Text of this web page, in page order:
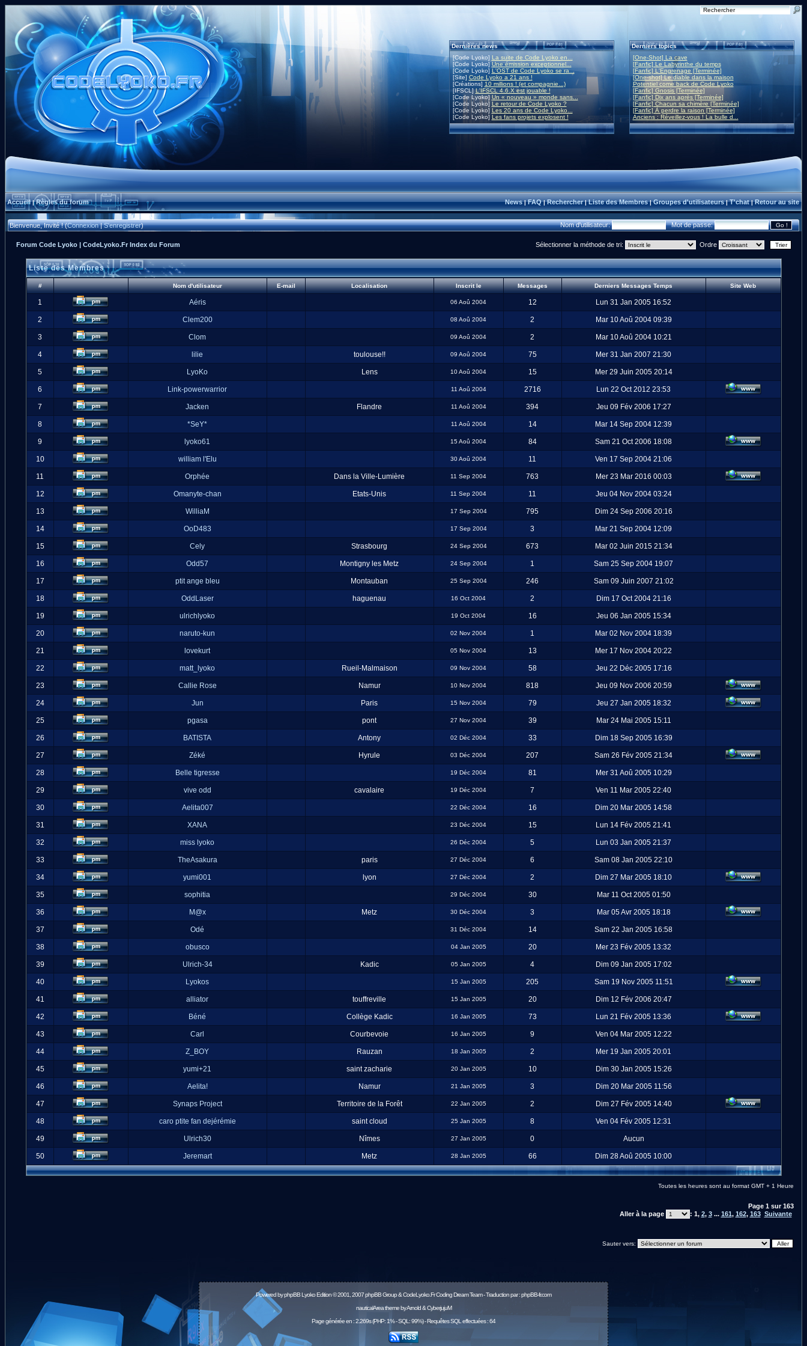
Dernières news
[Code Lyoko] La suite de Code Lyoko en...
[Code Lyoko]Une émission exceptionnel...
[Code Lyoko] L'OST de Code Lyoko se ra...
[Site] Code Lyoko a 21 ans !
[Créations] 10 millions ! (et compagnie...)
[IFSCL]L'IFSCL 4.6.X est jouable !
[Code Lyoko] Un « nouveau » monde sans...
[Code Lyoko] Le retour de Code Lyoko ?
[Code Lyoko] Les 20 ans de Code Lyoko...
[Code Lyoko] Les fans projets explosent !
Derniers topics
[One-Shot] La cave
[Fanfic] Le Labyrinthe du temps
[Fanfic] L'Engrenage [Terminée]
[One-shot] Le diable dans la maison
Potentiel come back de Code Lyoko
[Fanfic] Gnosis [Terminée]
[Fanfic] Dix ans après [Terminée]
[Fanfic] Chacun sa chimère [Terminée]
[Fanfic] À perdre la raison [Terminée]
Anciens : Réveillez-vous ! La bulle d...
Accueil|Règles du forum News|FAQ|Rechercher|Liste des Membres|Groupes d'utilisateurs|T'chat|Retour au site
Bienvenue, Invité ! (Connexion|S'enregistrer) Nom d'utilisateur: Mot de passe:
Forum Code Lyoko | CodeLyoko.Fr Index du Forum Sélectionner la méthode de tri: Ordre
Liste des Membres
# Nom d'utilisateur E-mail Localisation Inscrit le Messages Derniers Messages Temps Site Web
1 Aéris 06 Aoû 2004 12 Lun 31 Jan 2005 16:52
2 Clem200 08 Aoû 2004 2 Mar 10 Aoû 2004 09:39
3 Clom 09 Aoû 2004 2 Mar 10 Aoû 2004 10:21
4 lilie toulouse!! 09 Aoû 2004 75 Mer 31 Jan 2007 21:30
5 LyoKo Lens 10 Aoû 2004 15 Mer 29 Juin 2005 20:14
6 Link-powerwarrior 11 Aoû 2004 2716 Lun 22 Oct 2012 23:53
7 Jacken Flandre 11 Aoû 2004 394 Jeu 09 Fév 2006 17:27
8 *SeY* 11 Aoû 2004 14 Mar 14 Sep 2004 12:39
9 lyoko61 15 Aoû 2004 84 Sam 21 Oct 2006 18:08
10 william l'Elu 30 Aoû 2004 11 Ven 17 Sep 2004 21:06
11 Orphée Dans la Ville-Lumière 11 Sep 2004 763 Mer 23 Mar 2016 00:03
12 Omanyte-chan Etats-Unis 11 Sep 2004 11 Jeu 04 Nov 2004 03:24
13 WilliaM 17 Sep 2004 795 Dim 24 Sep 2006 20:16
14 OoD483 17 Sep 2004 3 Mar 21 Sep 2004 12:09
15 Cely Strasbourg 24 Sep 2004 673 Mar 02 Juin 2015 21:34
16 Odd57 Montigny les Metz 24 Sep 2004 1 Sam 25 Sep 2004 19:07
17 ptit ange bleu Montauban 25 Sep 2004 246 Sam 09 Juin 2007 21:02
18 OddLaser haguenau 16 Oct 2004 2 Dim 17 Oct 2004 21:16
19 ulrichlyoko 19 Oct 2004 16 Jeu 06 Jan 2005 15:34
20 naruto-kun 02 Nov 2004 1 Mar 02 Nov 2004 18:39
21 lovekurt 05 Nov 2004 13 Mer 17 Nov 2004 20:22
22 matt_lyoko Rueil-Malmaison 09 Nov 2004 58 Jeu 22 Déc 2005 17:16
23 Callie Rose Namur 10 Nov 2004 818 Jeu 09 Nov 2006 20:59
24 Jun Paris 15 Nov 2004 79 Jeu 27 Jan 2005 18:32
25 pgasa pont 27 Nov 2004 39 Mar 24 Mai 2005 15:11
26 BATISTA Antony 02 Déc 2004 33 Dim 18 Sep 2005 16:39
27 Zéké Hyrule 03 Déc 2004 207 Sam 26 Fév 2005 21:34
28 Belle tigresse 19 Déc 2004 81 Mer 31 Aoû 2005 10:29
29 vive odd cavalaire 19 Déc 2004 7 Ven 11 Mar 2005 22:40
30 Aelita007 22 Déc 2004 16 Dim 20 Mar 2005 14:58
31 XANA 23 Déc 2004 15 Lun 14 Fév 2005 21:41
32 miss lyoko 26 Déc 2004 5 Lun 03 Jan 2005 21:37
33 TheAsakura paris 27 Déc 2004 6 Sam 08 Jan 2005 22:10
34 yumi001 lyon 27 Déc 2004 2 Dim 27 Mar 2005 18:10
35 sophitia 29 Déc 2004 30 Mar 11 Oct 2005 01:50
36 M@x Metz 30 Déc 2004 3 Mar 05 Avr 2005 18:18
37 Odé 31 Déc 2004 14 Sam 22 Jan 2005 16:58
38 obusco 04 Jan 2005 20 Mer 23 Fév 2005 13:32
39 Ulrich-34 Kadic 05 Jan 2005 4 Dim 09 Jan 2005 17:02
40 Lyokos 15 Jan 2005 205 Sam 19 Nov 2005 11:51
41 alliator touffreville 15 Jan 2005 20 Dim 12 Fév 2006 20:47
42 Béné Collège Kadic 16 Jan 2005 73 Lun 21 Fév 2005 13:36
43 Carl Courbevoie 16 Jan 2005 9 Ven 04 Mar 2005 12:22
44 Z_BOY Rauzan 18 Jan 2005 2 Mer 19 Jan 2005 20:01
45 yumi+21 saint zacharie 20 Jan 2005 10 Dim 30 Jan 2005 15:26
46 Aelita! Namur 21 Jan 2005 3 Dim 20 Mar 2005 11:56
47 Synaps Project Territoire de la Forêt 22 Jan 2005 2 Dim 27 Fév 2005 14:40
48 caro ptite fan dejérémie saint cloud 25 Jan 2005 8 Ven 04 Fév 2005 12:31
49 Ulrich30 Nîmes 27 Jan 2005 0 Aucun
50 Jeremart Metz 28 Jan 2005 66 Dim 28 Aoû 2005 10:00
Toutes les heures sont au format GMT + 1 Heure
Page 1sur163
Aller à la page
: 1, 2, 3... 161, 162, 163 Suivante
Sauter vers:
Powered byphpBBLyoko Edition © 2001, 2007 phpBB Group & CodeLyoko.Fr Coding Dream Team - Traduction par :phpBB-fr.com
nauticalArea theme by Arnold & CyberjujuM
Page générée en : 2.269s (PHP: 1% - SQL: 99%) - Requêtes SQL effectuées : 64